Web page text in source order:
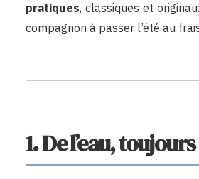
pratiques, classiques et
compagnon à passer l’été au
1. De l’eau, toujours